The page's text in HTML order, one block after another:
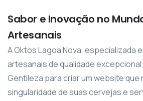
Sabor e Inovação no
Artesanais
A Oktos Lagoa Nova, especializada
artesanais de qualidade
Gentileza para criar um website
singularidade de suas cervejas e